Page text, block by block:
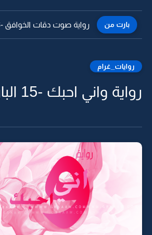
بارت من رواية صوت دقات الخوافق -3
روايات_غرام
رواية واني احبك -15 البارت الاخير